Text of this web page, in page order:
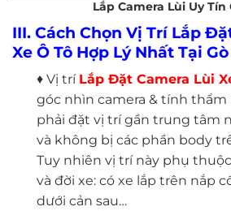
Lắp Camera Lùi Uy Tín
III. Cách Chọn Vị Trí Lắp
Xe Ô Tô Hợp Lý Nhất Tại
♦ Vị trí Lắp Đặt Camera Lùi
góc nhìn camera & tính thẩm
phải đặt vị trí gần trung tâm
và không bị các phần body
Tuy nhiên vị trí này phụ
và đời xe: có xe lắp trên nắp
dưới cản sau…